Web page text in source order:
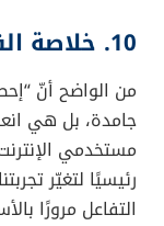
رغم مكامن القوة
لا يخلو من
الإشباع الزائد
مع كثرة
المحتوى